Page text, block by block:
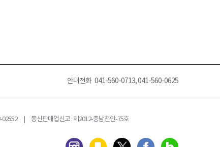
안내전화 041-560-0713, 041-560-0625
| 통신판매업신고 : 제2012-충남천안-75호